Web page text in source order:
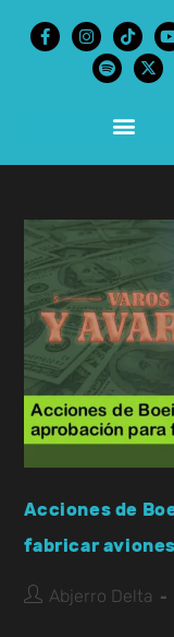
Acciones de
fabricar aviones
Abjerro Delta